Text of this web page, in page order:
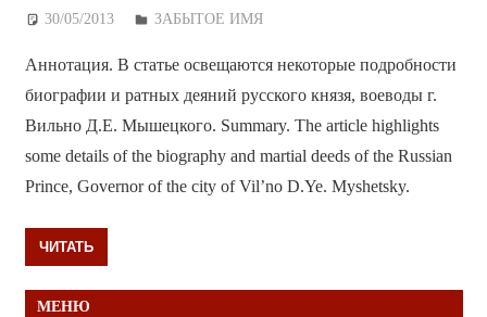
30/05/2013 Дежурный по Редакции
ЗАБЫТОЕ ИМЯ
Аннотация. В статье освещаются некоторые подробности
биографии и ратных деяний русского князя, воеводы г.
Вильно Д.Е. Мышецкого. Summary. The article highlights
some details of the biography and martial deeds of the Russian
Prince, Governor of the city of Vil’no D.Ye. Myshetsky.
ЧИТАТЬ
МЕНЮ